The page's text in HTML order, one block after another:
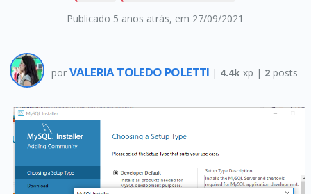
Publicado 5 anos atrás, em 27/09/2021
por VALERIA TOLEDO POLETTI | 4.4k xp | 2 posts